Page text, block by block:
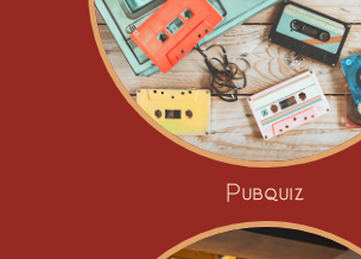
Pubquiz